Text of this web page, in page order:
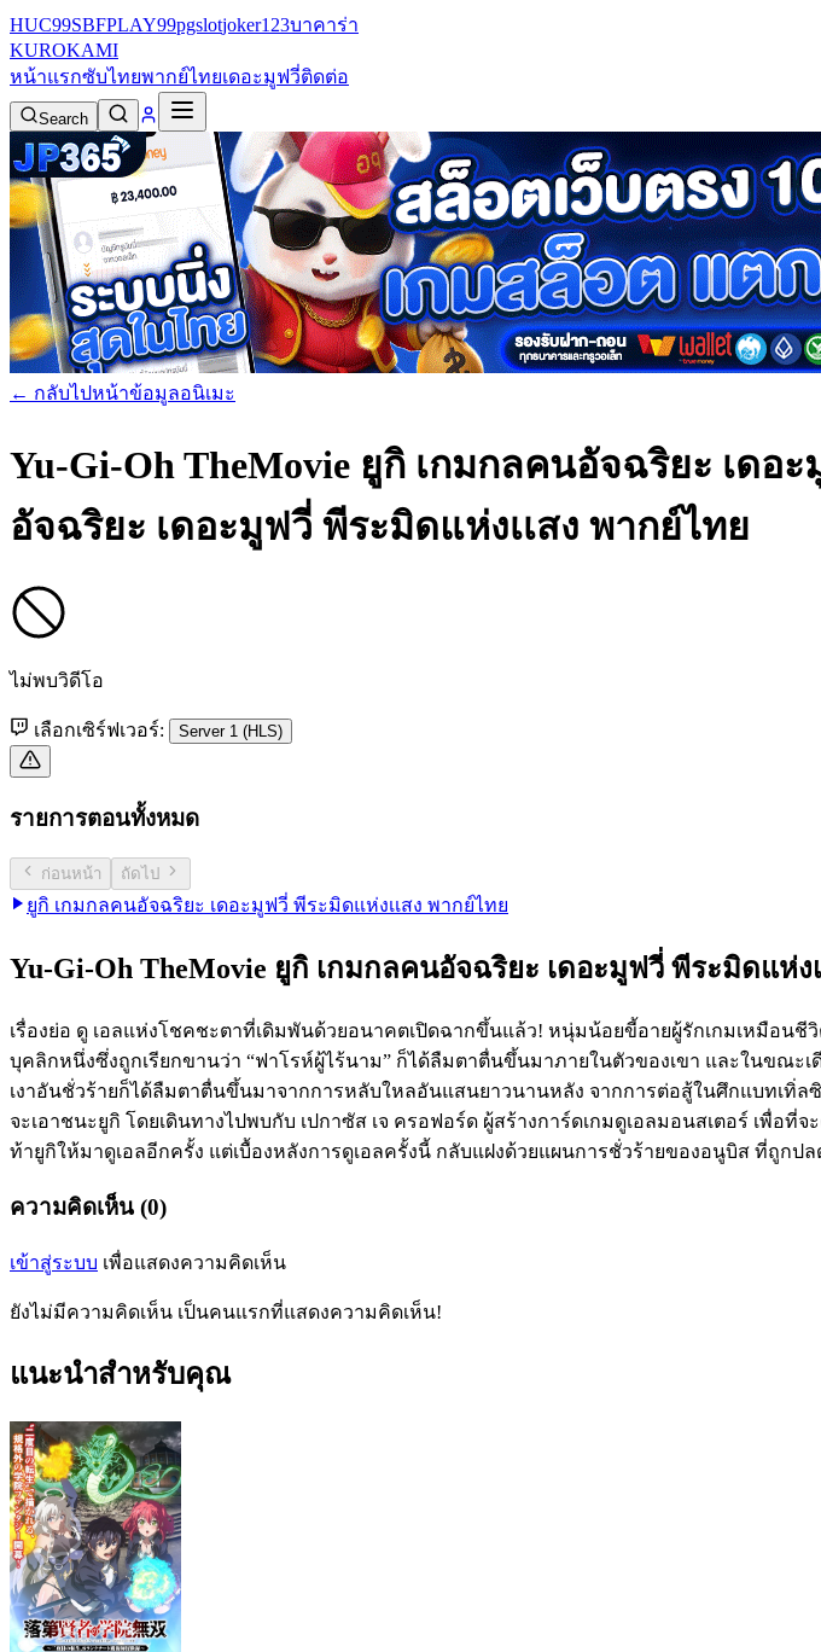
HUC99SBFPLAY99pgslotjoker123บาคาร่า
KUROKAMI
หน้าแรกซับไทยพากย์ไทยเดอะมูฟวี่ติดต่อ
Search
← กลับไปหน้าข้อมูลอนิเมะ
Yu-Gi-Oh TheMovie ยูกิ เกมกลคนอัจฉริยะ เดอ
อัจฉริยะ เดอะมูฟวี่ พีระมิดแห่งเเสง พากย์ไทย
ไม่พบวิดีโอ
เลือกเซิร์ฟเวอร์: Server 1 (HLS)
รายการตอนทั้งหมด
ก่อนหน้า ถัดไป
ยูกิ เกมกลคนอัจฉริยะ เดอะมูฟวี่ พีระมิดแห่งเเสง พากย์ไทย
Yu-Gi-Oh TheMovie ยูกิ เกมกลคนอัจฉริยะ เดอะมูฟวี่ พีระมิดแห่ง
เรื่องย่อ ดู เอลแห่งโชคชะตาที่เดิมพันด้วยอนาคตเปิดฉากขึ้นแล้ว! หนุ่มน้อยขี้อายผู้รักเกมเหมือน
บุคลิกหนึ่งซึ่งถูกเรียกขานว่า “ฟาโรห์ผู้ไร้นาม” ก็ได้ลืมตาตื่นขึ้นมาภายในตัวของเขา และในขณะ
เงาอันชั่วร้ายก็ได้ลืมตาตื่นขึ้นมาจากการหลับใหลอันแสนยาวนานหลัง จากการต่อสู้ในศึกแบทเทิ่ล
จะเอาชนะยูกิ โดยเดินทางไปพบกับ เปกาซัส เจ ครอฟอร์ด ผู้สร้างการ์ดเกมดูเอลมอนสเตอร์ เพื่
ท้ายูกิให้มาดูเอลอีกครั้ง แต่เบื้องหลังการดูเอลครั้งนี้ กลับแฝงด้วยแผนการชั่วร้ายของอนูบิส ที่ถู
ความคิดเห็น (0)
เข้าสู่ระบบ เพื่อแสดงความคิดเห็น
ยังไม่มีความคิดเห็น เป็นคนแรกที่แสดงความคิดเห็น!
แนะนำสำหรับคุณ